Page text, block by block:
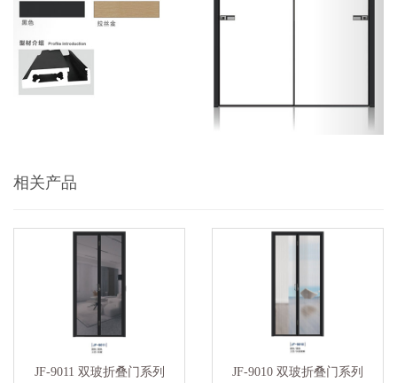
相关产品
JF-9011 双玻折叠门系列 JF-9010 双玻折叠门系列